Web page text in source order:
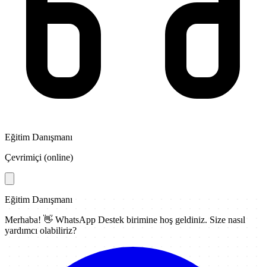
Eğitim Danışmanı
Çevrimiçi (online)
Eğitim Danışmanı
Merhaba! 👋 WhatsApp Destek birimine hoş geldiniz. Size nasıl
yardımcı olabiliriz?